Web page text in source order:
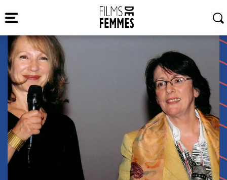
Actualités / Actions
Culturelles